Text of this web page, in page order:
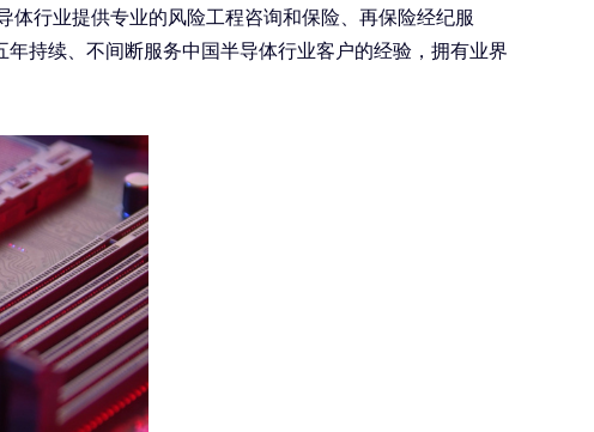
体行业提供专业的风险工程咨询和保险、再保险经纪服
持续、不间断服务中国半导体行业客户的经验，拥有业界